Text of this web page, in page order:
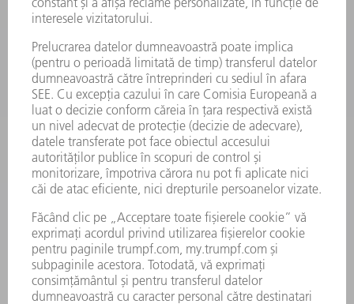
PRODUSE
LASER
ELECTRONICĂ DE PUTERE
UNELTE ELECTRICE
SMART FACTORY
SOFTWARE
SERVICII
APLICAȚII
DOMENII DE ACTIVITATE
COMPANIE
CARIERĂ
PROFILUL COMPANIEI
COMITET EXECUTIV
RAPORT DE AFACERI
PRINCIPII DE BAZĂ ALE COMPANIEI
CONFORMITATE
SISTEMUL AVERTIZORILOR DE INTEGRITATE